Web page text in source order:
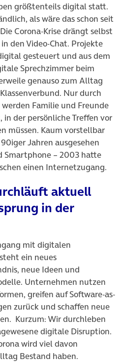
größtenteils digital statt.
als wäre das schon seit
Corona-Krise drängt selbst
den Video-Chat. Projekte
gesteuert und aus dem
Sprechzimmer beim
genauso zum Alltag
Nur durch
Familie und Freunde
der persönliche Treffen vor
müssen. Kaum vorstellbar
Jahren ausgesehen
– 2003 hatte
einen Internetzugang.
aktuell
in der
mit digitalen
ein neues
neue Ideen und
Unternehmen nutzen
greifen auf Software-as-
zurück und schaffen neue
Kurzum: Wir durchleben
digitale Disruption.
wird viel davon
Bestand haben.